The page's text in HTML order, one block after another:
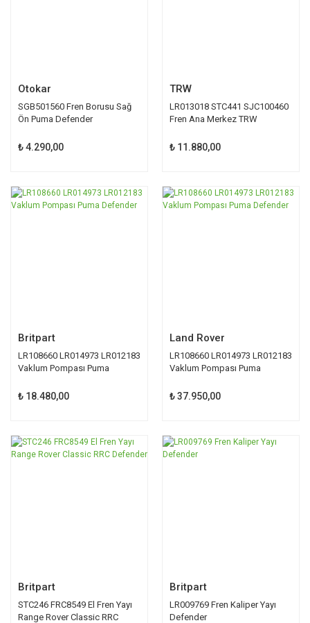
Otokar
SGB501560 Fren Borusu Sağ
Ön Puma Defender
₺ 4.290,00
TRW
LR013018 STC441 SJC100460
Fren Ana Merkez TRW
₺ 11.880,00
Britpart
LR108660 LR014973 LR012183
Vaklum Pompası Puma
₺ 18.480,00
Land Rover
LR108660 LR014973 LR012183
Vaklum Pompası Puma
₺ 37.950,00
Britpart
STC246 FRC8549 El Fren Yayı
Range Rover Classic RRC
Britpart
LR009769 Fren Kaliper Yayı
Defender